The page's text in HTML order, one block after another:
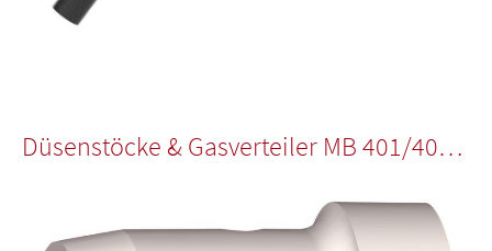
Düsenstöcke & Gasverteiler MB 401/401 D